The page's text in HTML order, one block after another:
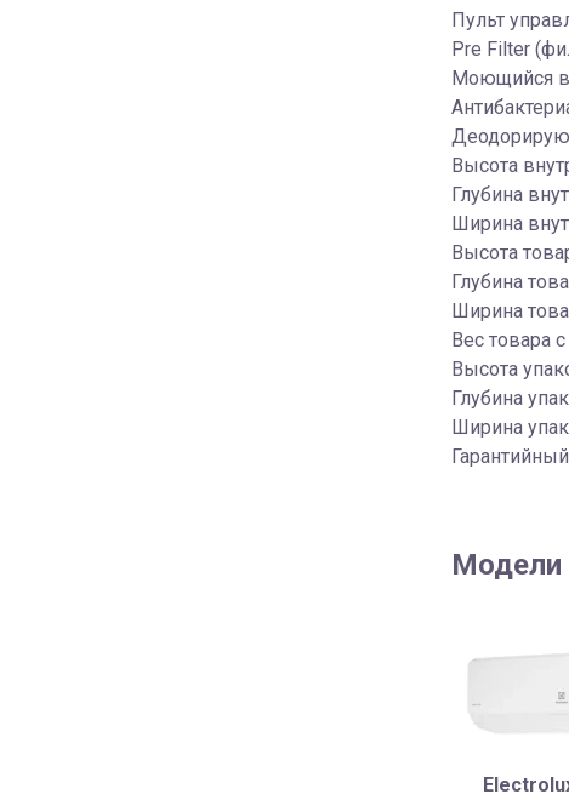
Пульт
Pre Filter
Моющийся
Высота
Глубина
Ширина
Высота
Глубина
Ширина
Вес товара
Высота
Глубина
Ширина
Модели